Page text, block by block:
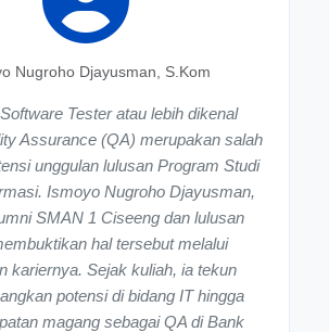
Nugroho Djayusman, S.Kom
Tester atau lebih dikenal
Assurance (QA) merupakan salah
unggulan lulusan Program Studi
Ismoyo Nugroho Djayusman,
SMAN 1 Ciseeng dan lulusan
hal tersebut melalui
kariernya. Sejak kuliah, ia tekun
potensi di bidang IT hingga
magang sebagai QA di Bank